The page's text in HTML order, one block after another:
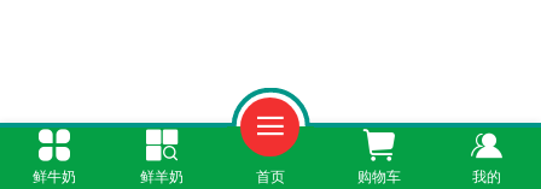
一、吃对“长高食物”，钙与蛋白质是核心
鲜牛奶 鲜羊奶 首页 购物车 我的